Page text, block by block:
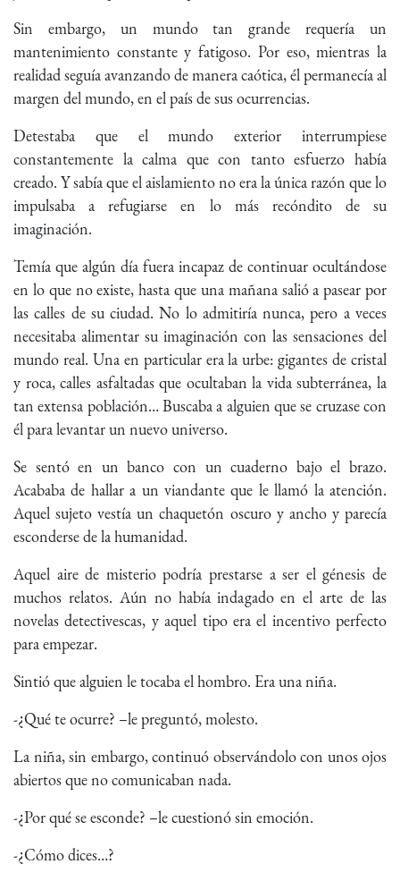
Sin embargo, un mundo tan grande requería un
mantenimiento constante y fatigoso. Por eso, mientras la
realidad seguía avanzando de manera caótica, él permanecía al
margen del mundo, en el país de sus ocurrencias.
Detestaba que el mundo exterior interrumpiese
constantemente la calma que con tanto esfuerzo había
creado. Y sabía que el aislamiento no era la única razón que lo
impulsaba a refugiarse en lo más recóndito de su
imaginación.
Temía que algún día fuera incapaz de continuar ocultándose
en lo que no existe, hasta que una mañana salió a pasear por
las calles de su ciudad. No lo admitiría nunca, pero a veces
necesitaba alimentar su imaginación con las sensaciones del
mundo real. Una en particular era la urbe: gigantes de cristal
y roca, calles asfaltadas que ocultaban la vida subterránea, la
tan extensa población… Buscaba a alguien que se cruzase con
él para levantar un nuevo universo.
Se sentó en un banco con un cuaderno bajo el brazo.
Acababa de hallar a un viandante que le llamó la atención.
Aquel sujeto vestía un chaquetón oscuro y ancho y parecía
esconderse de la humanidad.
Aquel aire de misterio podría prestarse a ser el génesis de
muchos relatos. Aún no había indagado en el arte de las
novelas detectivescas, y aquel tipo era el incentivo perfecto
para empezar.
Sintió que alguien le tocaba el hombro. Era una niña.
-¿Qué te ocurre? –le preguntó, molesto.
La niña, sin embargo, continuó observándolo con unos ojos
abiertos que no comunicaban nada.
-¿Por qué se esconde? –le cuestionó sin emoción.
-¿Cómo dices…?